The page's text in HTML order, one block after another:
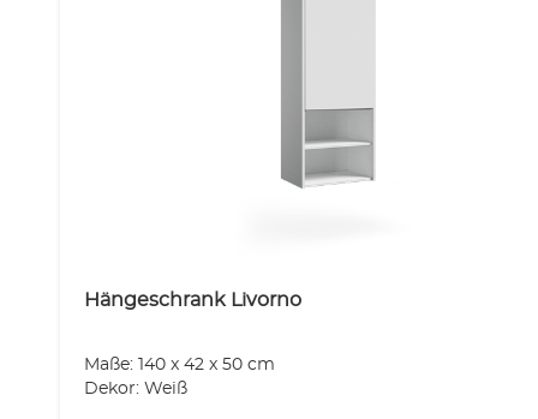
Hängeschrank Livorno
Maße: 140 x 42 x 50 cm
Dekor: Weiß